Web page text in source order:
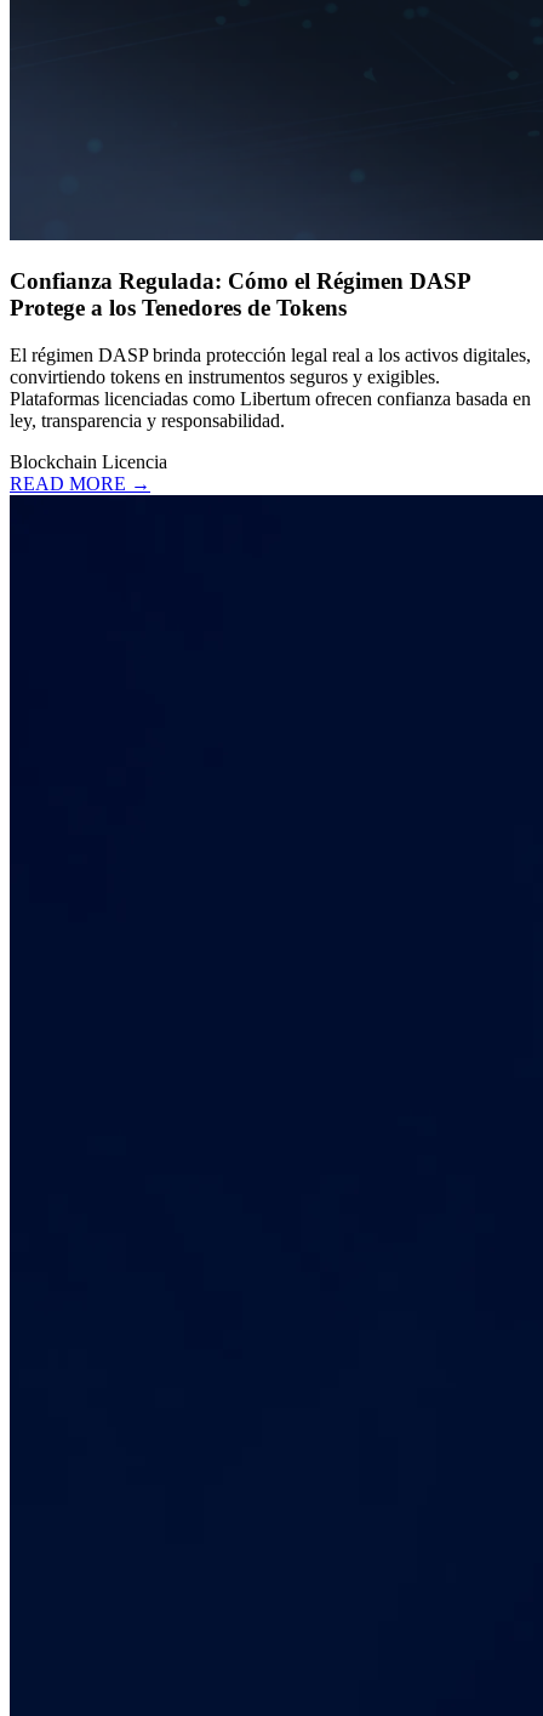
Confianza Regulada: Cómo el Régimen DASP
Protege a los Tenedores de Tokens
El régimen DASP brinda protección legal real a los activos digitales,
convirtiendo tokens en instrumentos seguros y exigibles.
Plataformas licenciadas como Libertum ofrecen confianza basada en
ley, transparencia y responsabilidad.
Blockchain Licencia
READ MORE →